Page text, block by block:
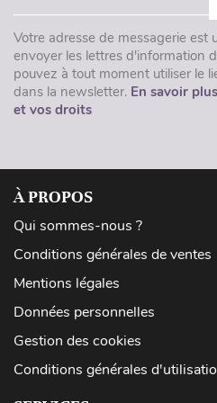
Votre adresse de messagerie est
envoyer les lettres d'information
pouvez à tout moment utiliser le
dans la newsletter. En savoir
et vos droits
À PROPOS
Qui sommes-nous ?
Conditions générales de ventes
Mentions légales
Données personnelles
Gestion des cookies
Conditions générales